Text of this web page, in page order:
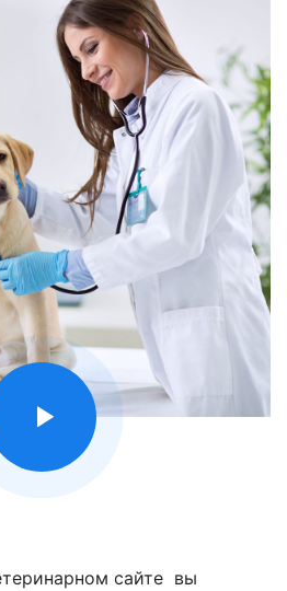
девочка, вес 1,74
с диагнозом
Проводилось
(Вемелкам,
дал сбой: паштет
был разово стул
около 250 г веса. В
диагнозы:
курс Фенпраз Форте
2 недели
курс) и
отделе
ЖКТ перевели на Royal
сайте вы